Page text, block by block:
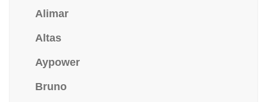
Alimar
Altas
Aypower
Bruno